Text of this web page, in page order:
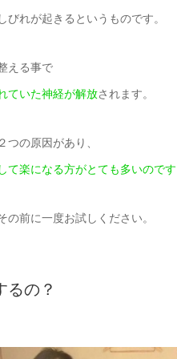
びれが起きるというものです。
える事で
ていた神経が解放されます。
つの原因があり、
て楽になる方がとても多いので
の前に一度お試しください。
るの？